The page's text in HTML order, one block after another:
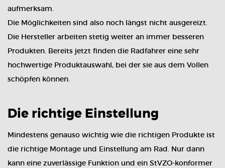
aufmerksam.
Die Möglichkeiten sind also noch längst nicht ausgereizt.
Die Hersteller arbeiten stetig weiter an immer besseren
Produkten. Bereits jetzt finden die Radfahrer eine sehr
hochwertige Produktauswahl, bei der sie aus dem Vollen
schöpfen können.
Die richtige Einstellung
Mindestens genauso wichtig wie die richtigen Produkte ist
die richtige Montage und Einstellung am Rad. Nur dann
kann eine zuverlässige Funktion und ein StVZO-konformer